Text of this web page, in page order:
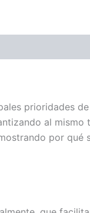
prioridades
al mismo
por qué